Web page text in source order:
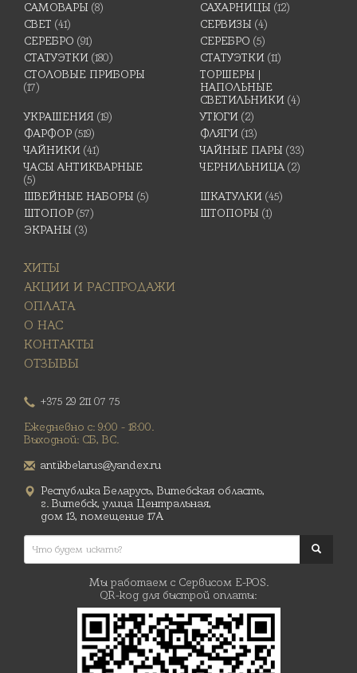
САМОВАРЫ (8) САХАРНИЦЫ (12)
СВЕТ (41) СЕРВИЗЫ (4)
СЕРЕБРО (91) СЕРЕБРО (5)
СТАТУЭТКИ (180) СТАТУЭТКИ (11)
СТОЛОВЫЕ ПРИБОРЫ
(17)
ТОРШЕРЫ |
НАПОЛЬНЫЕ
СВЕТИЛЬНИКИ (4)
УКРАШЕНИЯ (19) УТЮГИ (2)
ФАРФОР (519) ФЛЯГИ (13)
ЧАЙНИКИ (41) ЧАЙНЫЕ ПАРЫ (33)
ЧАСЫ АНТИКВАРНЫЕ
(5)
ЧЕРНИЛЬНИЦА (2)
ШВЕЙНЫЕ НАБОРЫ (5) ШКАТУЛКИ (45)
ШТОПОР (57) ШТОПОРЫ (1)
ЭКРАНЫ (3)
ХИТЫ
АКЦИИ И РАСПРОДАЖИ
ОПЛАТА
О НАС
КОНТАКТЫ
ОТЗЫВЫ
+375 29 211 07 75
Ежедневно с: 9:00 - 18:00.
Выходной: СБ, ВС.
antikbelarus@yandex.ru
Республика Беларусь, Витебская область,
г. Витебск, улица Центральная,
дом 13, помещение 17А
Мы работаем с Сервисом E-POS.
QR-код для быстрой оплаты: